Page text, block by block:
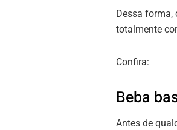
Dessa forma,
totalmente
Confira:
Beba
Antes de